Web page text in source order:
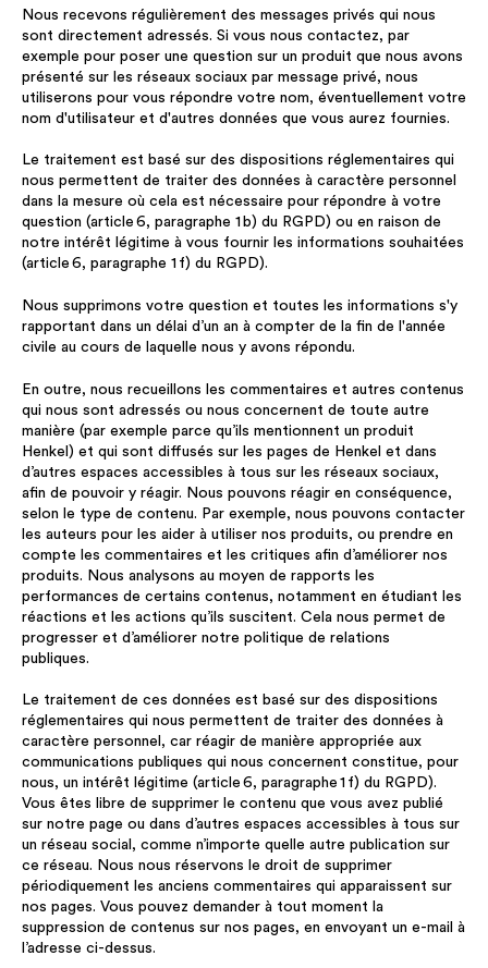
Nous recevons régulièrement des messages privés qui nous
sont directement adressés. Si vous nous contactez, par
exemple pour poser une question sur un produit que nous avons
présenté sur les réseaux sociaux par message privé, nous
utiliserons pour vous répondre votre nom, éventuellement votre
nom d'utilisateur et d'autres données que vous aurez fournies.
Le traitement est basé sur des dispositions réglementaires qui
nous permettent de traiter des données à caractère personnel
dans la mesure où cela est nécessaire pour répondre à votre
question (article 6, paragraphe 1 b) du RGPD) ou en raison de
notre intérêt légitime à vous fournir les informations souhaitées
(article 6, paragraphe 1 f) du RGPD).
Nous supprimons votre question et toutes les informations s'y
rapportant dans un délai d’un an à compter de la fin de l'année
civile au cours de laquelle nous y avons répondu.
En outre, nous recueillons les commentaires et autres contenus
qui nous sont adressés ou nous concernent de toute autre
manière (par exemple parce qu’ils mentionnent un produit
Henkel) et qui sont diffusés sur les pages de Henkel et dans
d’autres espaces accessibles à tous sur les réseaux sociaux,
afin de pouvoir y réagir. Nous pouvons réagir en conséquence,
selon le type de contenu. Par exemple, nous pouvons contacter
les auteurs pour les aider à utiliser nos produits, ou prendre en
compte les commentaires et les critiques afin d’améliorer nos
produits. Nous analysons au moyen de rapports les
performances de certains contenus, notamment en étudiant les
réactions et les actions qu’ils suscitent. Cela nous permet de
progresser et d’améliorer notre politique de relations
publiques.
Le traitement de ces données est basé sur des dispositions
réglementaires qui nous permettent de traiter des données à
caractère personnel, car réagir de manière appropriée aux
communications publiques qui nous concernent constitue, pour
nous, un intérêt légitime (article 6, paragraphe 1 f) du RGPD).
Vous êtes libre de supprimer le contenu que vous avez publié
sur notre page ou dans d’autres espaces accessibles à tous sur
un réseau social, comme n’importe quelle autre publication sur
ce réseau. Nous nous réservons le droit de supprimer
périodiquement les anciens commentaires qui apparaissent sur
nos pages. Vous pouvez demander à tout moment la
suppression de contenus sur nos pages, en envoyant un e-mail à
l’adresse ci-dessus.